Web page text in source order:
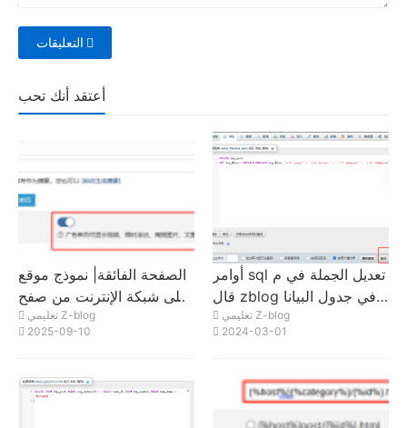
التعليقات
أعتقد أنك تحب
الصفحة الفائقة| نموذج موقع
على شبكة الإنترنت من صفح
ة واحدة| كيفية تحديد صفحة
SEO لجميع المقالات على ص
تعليمي Z-blog
2025-09-10
أوامر sql تعديل الجملة في م
قال zblog في جدول البيانا
ت zbp_post قيمة المفتاح ال
تعليمي Z-blog
2024-03-01